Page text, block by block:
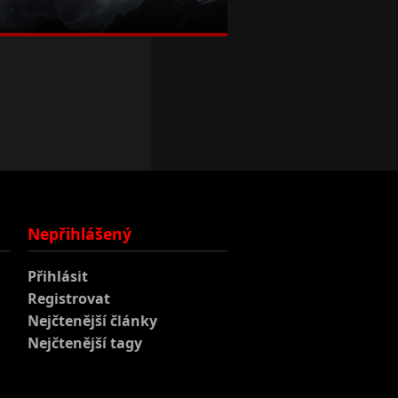
Nepřihlášený
Přihlásit
Registrovat
Nejčtenější články
Nejčtenější tagy